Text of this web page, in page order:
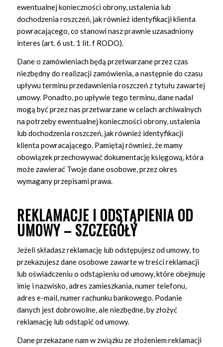
ewentualnej konieczności obrony, ustalenia lub
dochodzenia roszczeń, jak również identyfikacji klienta
powracającego, co stanowi nasz prawnie uzasadniony
interes (art. 6 ust. 1 lit. f RODO).
Dane o zamówieniach będą przetwarzane przez czas
niezbędny do realizacji zamówienia, a następnie do czasu
upływu terminu przedawnienia roszczeń z tytułu zawartej
umowy. Ponadto, po upływie tego terminu, dane nadal
mogą być przez nas przetwarzane w celach archiwalnych
na potrzeby ewentualnej konieczności obrony, ustalenia
lub dochodzenia roszczeń, jak również identyfikacji
klienta powracającego. Pamiętaj również, że mamy
obowiązek przechowywać dokumentację księgową, która
może zawierać Twoje dane osobowe, przez okres
wymagany przepisami prawa.
REKLAMACJE I ODSTĄPIENIA OD
UMOWY – SZCZEGÓŁY
Jeżeli składasz reklamację lub odstępujesz od umowy, to
przekazujesz dane osobowe zawarte w treści reklamacji
lub oświadczeniu o odstąpieniu od umowy, które obejmuję
imię i nazwisko, adres zamieszkania, numer telefonu,
adres e-mail, numer rachunku bankowego. Podanie
danych jest dobrowolne, ale niezbędne, by złożyć
reklamację lub odstąpić od umowy.
Dane przekazane nam w związku ze złożeniem reklamacji